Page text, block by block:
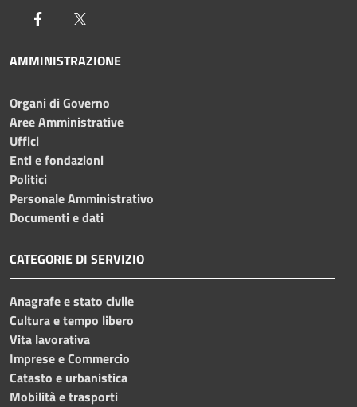
Facebook
AMMINISTRAZIONE
Organi di Governo
Aree Amministrative
Uffici
Enti e fondazioni
Politici
Personale Amministrativo
Documenti e dati
CATEGORIE DI SERVIZIO
Anagrafe e stato civile
Cultura e tempo libero
Vita lavorativa
Imprese e Commercio
Catasto e urbanistica
Mobilità e trasporti